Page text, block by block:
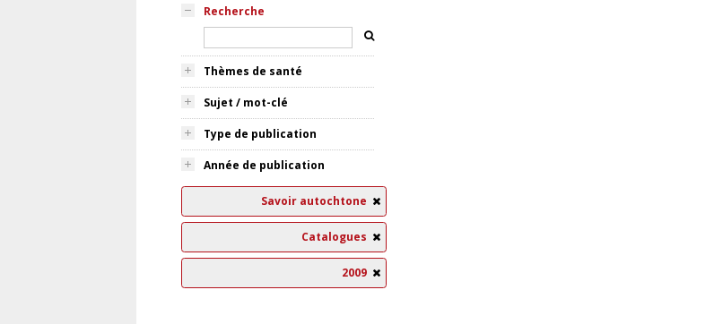
Recherche
Thèmes de santé
Sujet / mot-clé
Type de publication
Année de publication
Savoir autochtone
Catalogues
2009